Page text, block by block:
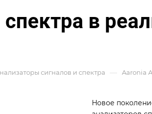
в
сигналов и спектра — Aaronia
Новое